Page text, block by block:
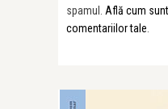
spamul. Află cum
comentariilor tale